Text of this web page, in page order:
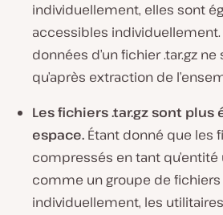
individuellement, elles sont
accessibles individuellement.
données d’un fichier .tar.gz
qu’après extraction de
Les fichiers .tar.gz sont plus
espace. Étant donné que les
compressés en tant
comme un groupe de
individuellement, les